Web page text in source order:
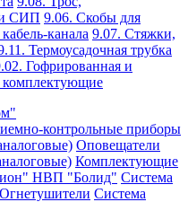
и СИП 9.06. Скобы для
канала 9.07. Стяжки,
Термоусадочная трубка
Гофрированная и
контрольные приборы
Оповещатели
Комплектующие
НВП "Болид" Система
Огнетушители Система